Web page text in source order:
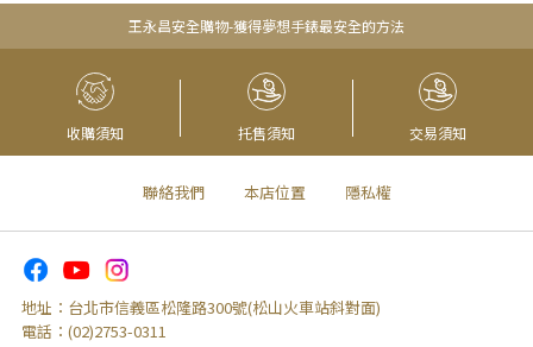
王永昌安全購物-獲得夢想手錶最安全的方法
收購須知 托售須知 交易須知
聯絡我們 本店位置 隱私權
地址： 台北市信義區松隆路300號(松山火車站斜對面)
電話： (02)2753-0311